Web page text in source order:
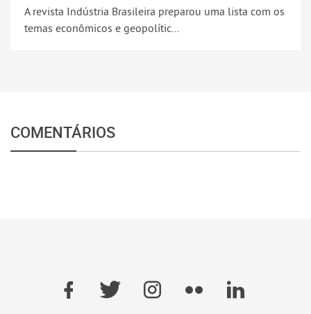
A revista Indústria Brasileira preparou uma lista com os
temas econômicos e geopolític...
COMENTÁRIOS